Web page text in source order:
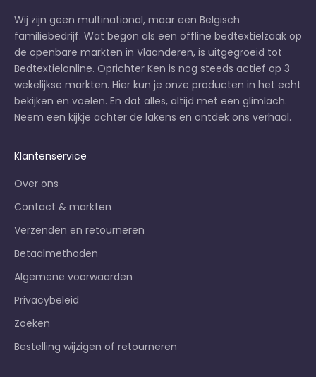
Wij zijn geen multinational, maar een Belgisch
familiebedrijf. Wat begon als een offline bedtextielzaak op
de openbare markten in Vlaanderen, is uitgegroeid tot
Bedtextielonline. Oprichter Ken is nog steeds actief op 3
wekelijkse markten. Hier kun je onze producten in het echt
bekijken en voelen. En dat alles, altijd met een glimlach.
Neem een kijkje achter de lakens en ontdek ons verhaal.
Klantenservice
Over ons
Contact & markten
Verzenden en retourneren
Betaalmethoden
Algemene voorwaarden
Privacybeleid
Zoeken
Bestelling wijzigen of retourneren